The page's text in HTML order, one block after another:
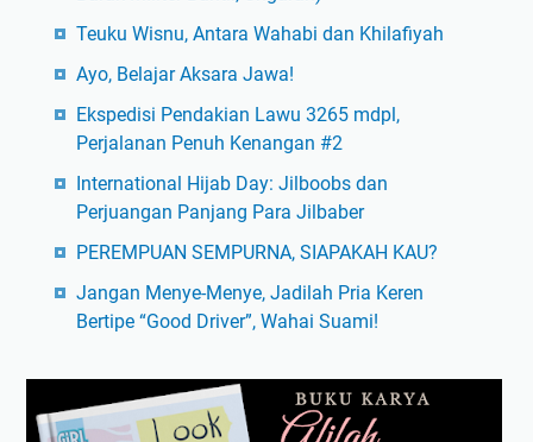
Teuku Wisnu, Antara Wahabi dan Khilafiyah
Ayo, Belajar Aksara Jawa!
Ekspedisi Pendakian Lawu 3265 mdpl,
Perjalanan Penuh Kenangan #2
International Hijab Day: Jilboobs dan
Perjuangan Panjang Para Jilbaber
PEREMPUAN SEMPURNA, SIAPAKAH KAU?
Jangan Menye-Menye, Jadilah Pria Keren
Bertipe “Good Driver”, Wahai Suami!